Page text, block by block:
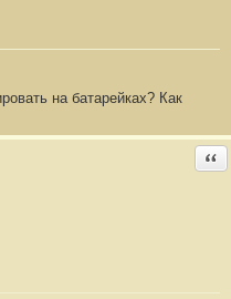
на батарейках? Как